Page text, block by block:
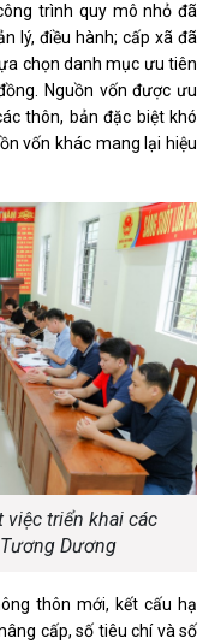
trình quy mô nhỏ đã
lý, điều hành; cấp xã đã
chọn danh mục ưu tiên
Nguồn vốn được ưu
thôn, bản đặc biệt khó
vốn khác mang lại hiệu
việc triển khai các
Dương
thôn mới, kết cấu hạ
cấp, số tiêu chí và số